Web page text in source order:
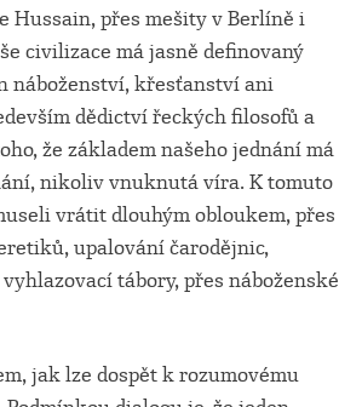
Hussain, přes mešity v Berlíně i
civilizace má jasně definovaný
náboženství, křesťanství ani
dědictví řeckých filosofů a
že základem našeho jednání má
nikoliv vnuknutá víra. K tomuto
vrátit dlouhým obloukem, přes
upalování čarodějnic,
tábory, přes náboženské
jak lze dospět k rozumovému